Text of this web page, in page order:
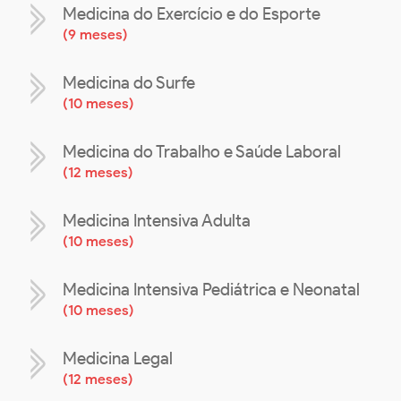
Medicina do Exercício e do Esporte
(9 meses)
Medicina do Surfe
(10 meses)
Medicina do Trabalho e Saúde Laboral
(12 meses)
Medicina Intensiva Adulta
(10 meses)
Medicina Intensiva Pediátrica e Neonatal
(10 meses)
Medicina Legal
(12 meses)